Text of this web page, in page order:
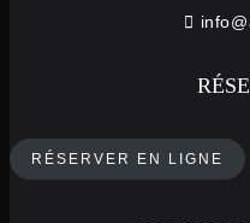
RÉSERVER EN LIGNE